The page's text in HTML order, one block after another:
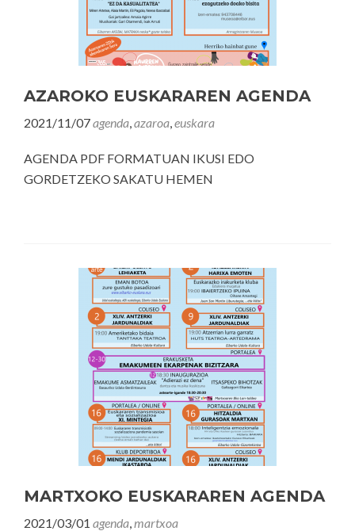
AZAROKO EUSKARAREN AGENDA
2021/11/07agenda,azaroa,euskara
AGENDA PDF FORMATUAN IKUSI EDO
GORDETZEKO SAKATU HEMEN
MARTXOKO EUSKARAREN AGENDA
2021/03/01 agenda,martxoa